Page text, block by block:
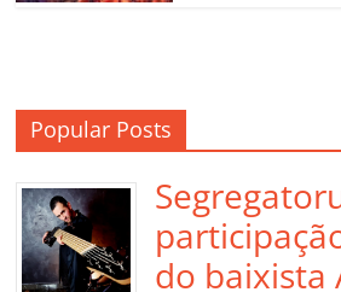
Popular Posts
do baixista